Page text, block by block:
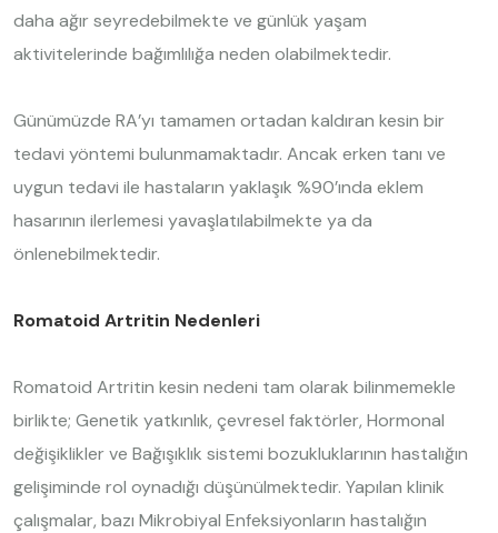
daha ağır seyredebilmekte ve günlük yaşam
aktivitelerinde bağımlılığa neden olabilmektedir.
Günümüzde RA’yı tamamen ortadan kaldıran kesin bir
tedavi yöntemi bulunmamaktadır. Ancak erken tanı ve
uygun tedavi ile hastaların yaklaşık %90’ında eklem
hasarının ilerlemesi yavaşlatılabilmekte ya da
önlenebilmektedir.
Romatoid Artritin Nedenleri
Romatoid Artritin kesin nedeni tam olarak bilinmemekle
birlikte; Genetik yatkınlık, çevresel faktörler, Hormonal
değişiklikler ve Bağışıklık sistemi bozukluklarının hastalığın
gelişiminde rol oynadığı düşünülmektedir. Yapılan klinik
çalışmalar, bazı Mikrobiyal Enfeksiyonların hastalığın